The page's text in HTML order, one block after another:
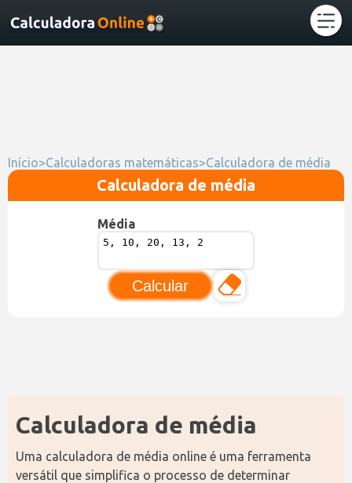
Início>Calculadoras matemáticas>Calculadora de média
Calculadora de média
Média
Calcular
Calculadora de média
Uma calculadora de média online é uma ferramenta
versátil que simplifica o processo de determinar